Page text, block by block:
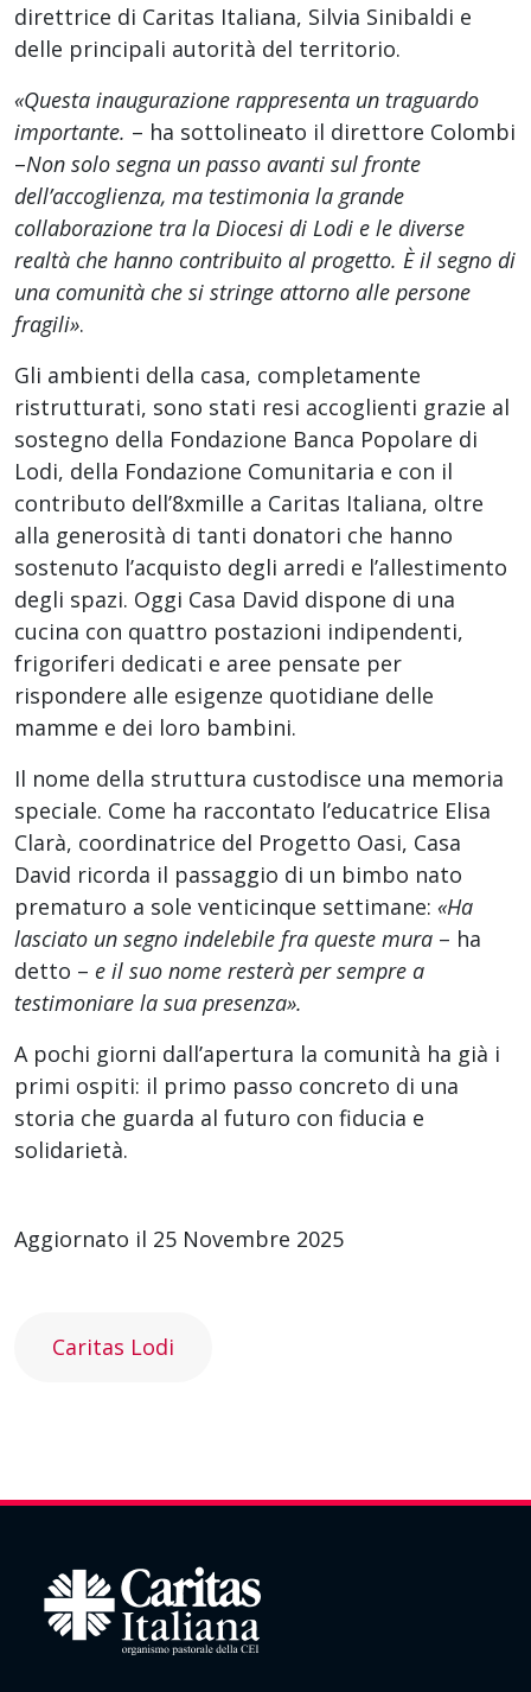
direttrice di Caritas Italiana, Silvia Sinibaldi e
delle principali autorità del territorio.
«Questa inaugurazione rappresenta un traguardo
importante. – ha sottolineato il direttore Colombi
–Non solo segna un passo avanti sul fronte
dell’accoglienza, ma testimonia la grande
collaborazione tra la Diocesi di Lodi e le diverse
realtà che hanno contribuito al progetto. È il segno di
una comunità che si stringe attorno alle persone
fragili».
Gli ambienti della casa, completamente
ristrutturati, sono stati resi accoglienti grazie al
sostegno della Fondazione Banca Popolare di
Lodi, della Fondazione Comunitaria e con il
contributo dell’8xmille a Caritas Italiana, oltre
alla generosità di tanti donatori che hanno
sostenuto l’acquisto degli arredi e l’allestimento
degli spazi. Oggi Casa David dispone di una
cucina con quattro postazioni indipendenti,
frigoriferi dedicati e aree pensate per
rispondere alle esigenze quotidiane delle
mamme e dei loro bambini.
Il nome della struttura custodisce una memoria
speciale. Come ha raccontato l’educatrice Elisa
Clarà, coordinatrice del Progetto Oasi, Casa
David ricorda il passaggio di un bimbo nato
prematuro a sole venticinque settimane: «Ha
lasciato un segno indelebile fra queste mura – ha
detto – e il suo nome resterà per sempre a
testimoniare la sua presenza».
A pochi giorni dall’apertura la comunità ha già i
primi ospiti: il primo passo concreto di una
storia che guarda al futuro con fiducia e
solidarietà.
Aggiornato il 25 Novembre 2025
Caritas Lodi